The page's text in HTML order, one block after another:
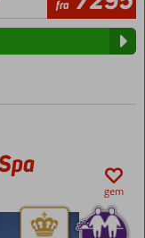
fra
gem